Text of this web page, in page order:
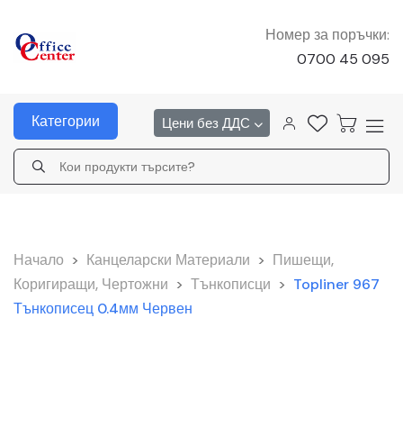
Номер за поръчки:
0700 45 095
Категории Цени без ДДС
Начало > Канцеларски Материали > Пишещи,
Коригиращи, Чертожни > Тънкописци > Topliner 967
Тънкописец 0.4мм Червен